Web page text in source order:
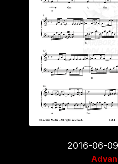
2016-06-